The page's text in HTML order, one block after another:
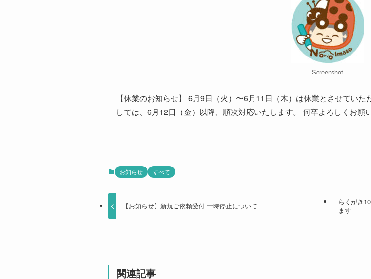
Screenshot
【休業のお知らせ】 6月9日（火）〜6月11日（木）は休業とさせてい
しては、6月12日（金）以降、順次対応いたします。 何卒よろしくお願
お知らせ すべて
【お知らせ】新規ご依頼受付 一時停止について
らくがき
ます
関連記事